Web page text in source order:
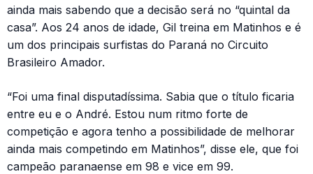
ainda mais sabendo que a decisão será no “quintal da
casa”. Aos 24 anos de idade, Gil treina em Matinhos e é
um dos principais surfistas do Paraná no Circuito
Brasileiro Amador.
“Foi uma final disputadíssima. Sabia que o título ficaria
entre eu e o André. Estou num ritmo forte de
competição e agora tenho a possibilidade de melhorar
ainda mais competindo em Matinhos”, disse ele, que foi
campeão paranaense em 98 e vice em 99.